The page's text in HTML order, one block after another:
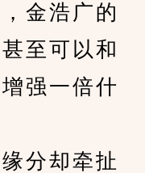
金浩广的
至可以和
强一倍什
分却牵扯